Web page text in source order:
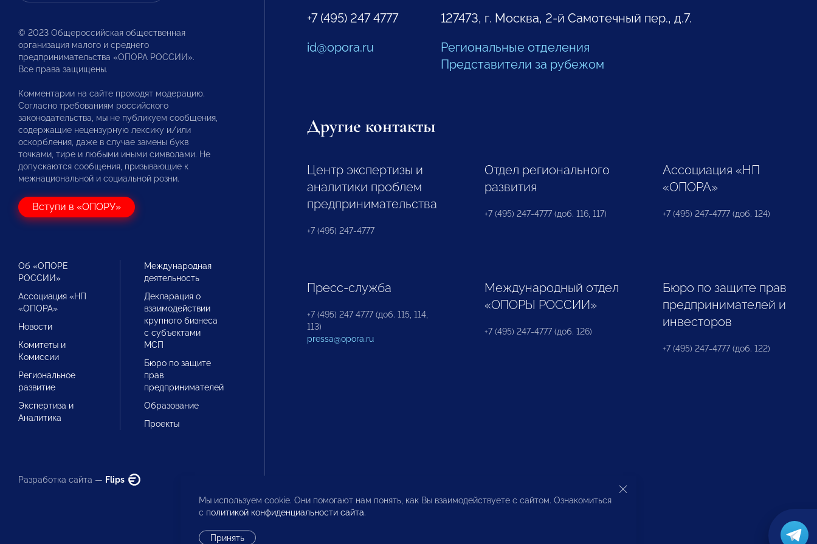
© 2023 Общероссийская общественная
организация малого и среднего
предпринимательства «ОПОРА РОССИИ».
Все права защищены.
Комментарии на сайте проходят модерацию.
Согласно требованиям российского
законодательства, мы не публикуем сообщения,
содержащие нецензурную лексику и/или
оскорбления, даже в случае замены букв
точками, тире и любыми иными символами. Не
допускаются сообщения, призывающие к
межнациональной и социальной розни.
Вступи в «ОПОРУ»
Об «ОПОРЕ
РОССИИ»
Ассоциация «НП
«ОПОРА»
Новости
Комитеты и
Комиссии
Региональное
развитие
Экспертиза и
Аналитика
Международная
деятельность
Декларация о
взаимодействии
крупного бизнеса
с субъектами
МСП
Бюро по защите
прав
предпринимателей
Образование
Проекты
Разработка сайта — Flips
+7 (495) 247 4777
id@opora.ru
127473, г. Москва, 2-й Самотечный пер., д.7.
Региональные отделения
Представители за рубежом
Другие контакты
Центр экспертизы и
аналитики проблем
предпринимательства
+7 (495) 247-4777
Отдел регионального
развития
+7 (495) 247-4777 (доб. 116, 117)
Ассоциация «НП
«ОПОРА»
+7 (495) 247-4777 (доб. 124)
Пресс-служба
+7 (495) 247 4777 (доб. 115, 114,
113)
pressa@opora.ru
Международный отдел
«ОПОРЫ РОССИИ»
+7 (495) 247-4777 (доб. 126)
Бюро по защите прав
предпринимателей и
инвесторов
+7 (495) 247-4777 (доб. 122)
Мы используем cookie. Они помогают нам понять, как Вы взаимодействуете с сайтом. Ознакомиться
с политикой конфиденциальности сайта.
Принять